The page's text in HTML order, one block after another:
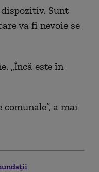
Sunt
va fi nevoie se
„Încă este în
a mai